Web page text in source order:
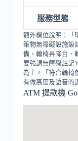
服務型態
額外欄位說明：「
築物無障礙設施設
備、輪椅昇降台、
要強調無障礙註記
為主。「符合輪椅
有做高度及語音的
ATM 提款機